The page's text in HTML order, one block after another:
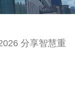
分享智慧重